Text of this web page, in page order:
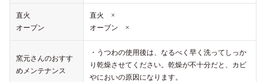
直火
オーブン
直火 ×
オーブン ×
窯元さんのおすす
めメンテナンス
・うつわの使用後は、なるべく早く洗ってしっか
り乾燥させてください。乾燥が不十分だと、カビ
やにおいの原因になります。